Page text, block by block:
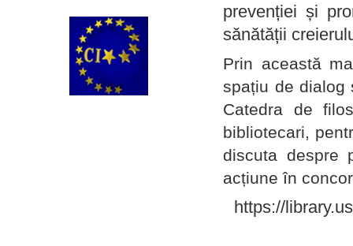
prevenției și
sănătății
Prin această
spațiu de dialog
Catedra de
bibliotecari,
discuta despre
acțiune în
https://